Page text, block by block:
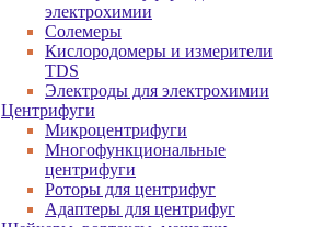
электрохимии
Солемеры
Кислородомеры и измерители
TDS
Электроды для электрохимии
Центрифуги
Микроцентрифуги
Многофункциональные
центрифуги
Роторы для центрифуг
Адаптеры для центрифуг